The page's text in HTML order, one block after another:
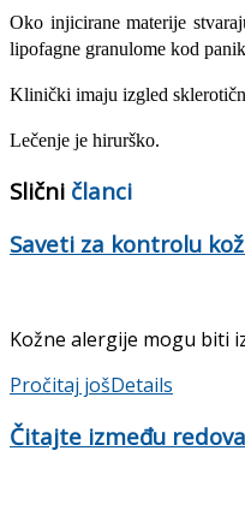
Oko injicirane materije
lipofagne granulome kod
Klinički imaju izgled
Lečenje je hirurško.
Slični članci
Saveti za kontrolu
Kožne alergije mogu biti
Pročitaj jošDetails
Čitajte između